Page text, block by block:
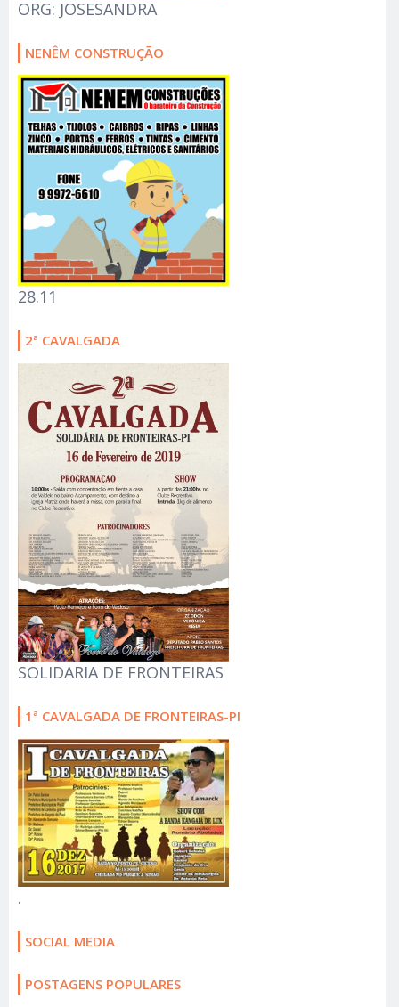
28.11
2ª CAVALGADA
SOLIDARIA DE FRONTEIRAS
1ª CAVALGADA DE FRONTEIRAS-PI
.
SOCIAL MEDIA
POSTAGENS POPULARES
Fronteiras-Pi, foi realizado o lançamento do maior
programa de alfabetização já realizado n...